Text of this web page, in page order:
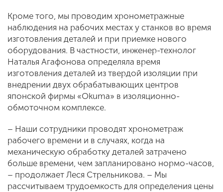
Кроме того, мы проводим хронометражные
наблюдения на рабочих местах у станков во время
изготовления деталей и при приемке нового
оборудования. В частности, инженер-технолог
Наталья Агафонова определяла время
изготовления деталей из твердой изоляции при
внедрении двух обрабатывающих центров
японской фирмы «Okuma» в изоляционно-
обмоточном комплексе.
– Наши сотрудники проводят хронометраж
рабочего времени и в случаях, когда на
механическую обработку деталей затрачено
больше времени, чем запланировано нормо-часов,
– продолжает Леся Стрельникова. – Мы
рассчитываем трудоемкость для определения цены